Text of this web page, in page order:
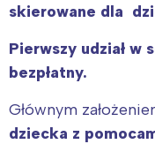
skierowane dla
Pierwszy udział w
bezpłatny.
Głównym
dziecka z